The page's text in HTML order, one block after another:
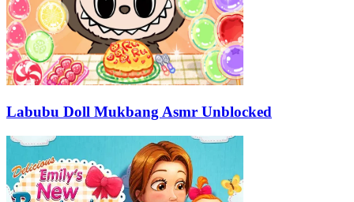
Labubu Doll Mukbang Asmr Unblocked